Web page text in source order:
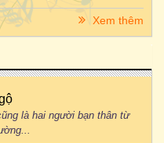
Xem thêm
là hai người bạn thân từ